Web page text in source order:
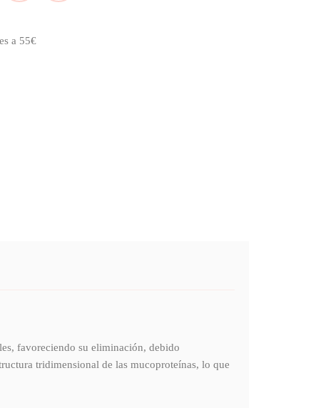
a 55€
favoreciendo su eliminación, debido
tridimensional de las mucoproteínas, lo que